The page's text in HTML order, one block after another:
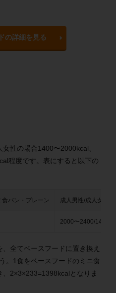
の詳細を見る
性の場合1400〜2000kcal、
程度です。表にすると以下の
食パン・プレーン 成人男性/成人女性
2000〜2400/1400
全てベースフードに置き換え
。1食をベースフードの ミニ食
、2×3×233=1398kcalとなりま